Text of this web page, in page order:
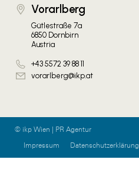
Vorarlberg
Gütlestraße 7a
6850 Dornbirn
Austria
+43 5572 39 88 11
vorarlberg@ikp.at
© ikp Wien | PR Agentur
Impressum
Datenschutzerklärung